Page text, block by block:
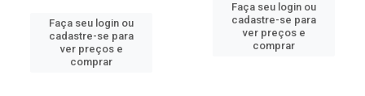
Faça seu login ou
cadastre-se para
ver preços e
comprar
Faça seu login ou
cadastre-se para
ver preços e
comprar